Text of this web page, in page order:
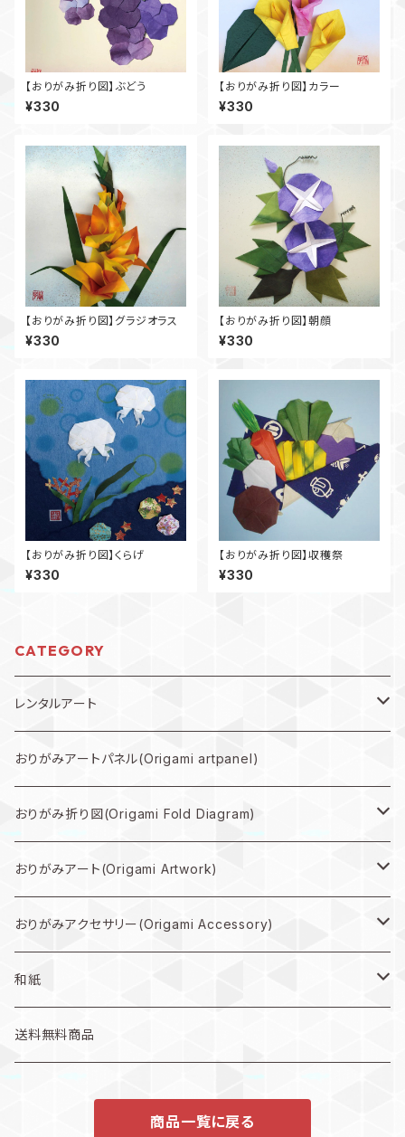
【おりがみ折り図】ぶどう
¥330
【おりがみ折り図】カラー
¥330
【おりがみ折り図】グラジオラス
¥330
【おりがみ折り図】朝顔
¥330
【おりがみ折り図】くらげ
¥330
【おりがみ折り図】収穫祭
¥330
CATEGORY
レンタルアート
規格外作品プラン
大型作品プラン
中型作品プラン
小型作品プラン
おりがみアートパネル(Origami artpanel)
おりがみ折り図(Origami Fold Diagram)
折り図PDF(PDF Download)
折り図キット(with material)
おりがみアート(Origami Artwork)
壁掛け(Wall hanging artwork)
色紙(art)
うちわ(Paper fan)
おりがみアクセサリー(Origami Accessory)
ピアス(earring)
イヤリング(clip-on earrings)
和紙
和紙
送料無料商品
商品一覧に戻る